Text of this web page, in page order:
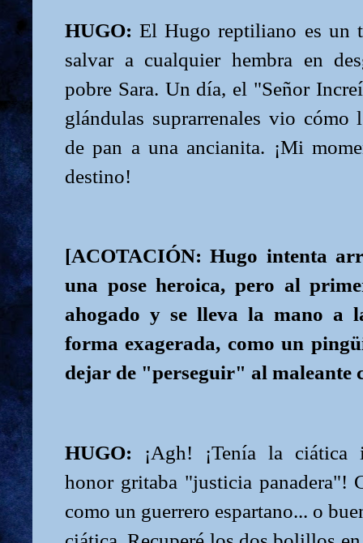
HUGO:El Hugo reptiliano es un
salvar a cualquier hembra en
pobre Sara. Un día, el "Señor
glándulas suprarrenales vio cómo
de pan a una ancianita. ¡Mi
destino!
[ACOTACIÓN: Hugo intenta
una pose heroica, pero al
ahogado y se lleva la mano a
forma exagerada, como un
dejar de "perseguir" al maleante
HUGO: ¡Agh! ¡Tenía la ciática
honor gritaba "justicia panadera"!
como un guerrero espartano... o